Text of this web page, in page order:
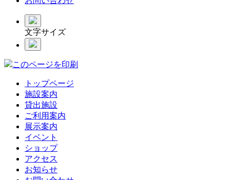
文字サイズ
このページを印刷
トップページ
施設案内
貸出施設
ご利用案内
展示案内
イベント
ショップ
アクセス
お知らせ